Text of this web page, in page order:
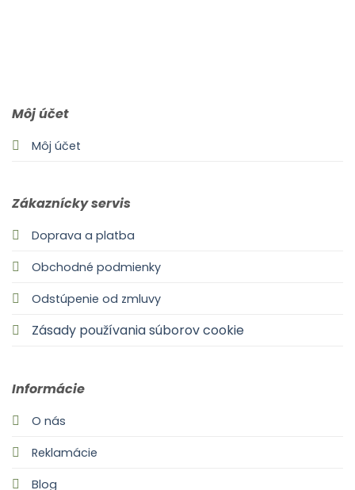
Môj účet
Môj účet
Zákaznícky servis
Doprava a platba
Obchodné podmienky
Odstúpenie od zmluvy
Zásady používania súborov cookie
Informácie
O nás
Reklamácie
Blog